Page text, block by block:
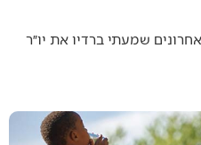
שמעתי ברדיו את יו״ר